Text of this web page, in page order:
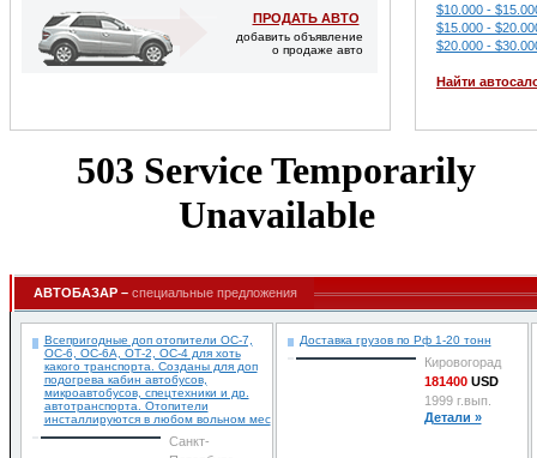
ПРОДАТЬ АВТО
добавить объявление
о продаже авто
$10.000 -
$15.000 -
$20.000 -
Найти
АВТОБАЗАР – специальные предложения
Всепригодные доп отопители ОС-7,
ОС-6, ОС-6А, ОТ-2, ОС-4 для хоть
какого транспорта. Созданы для доп
подогрева кабин автобусов,
микроавтобусов, спецтехники и др.
автотранспорта. Отопители
инсталлируются в любом вольном мес
Санкт-
Доставка грузов по Рф 1-20 тонн
Кировогорад
181400USD
1999 г.вып.
Детали »